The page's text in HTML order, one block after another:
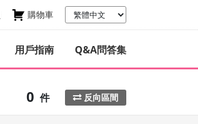
購物車
用戶指南 Q&A問答集
0 件 反向區間